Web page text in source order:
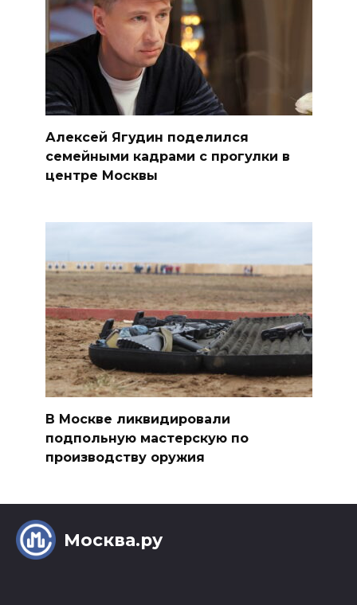
Алексей Ягудин поделился
семейными кадрами с прогулки в
центре Москвы
В Москве ликвидировали
подпольную мастерскую по
производству оружия
Москва.ру